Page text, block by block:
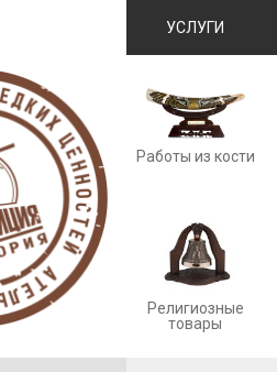
УСЛУГИ
Работы из кости
Религиозные
товары